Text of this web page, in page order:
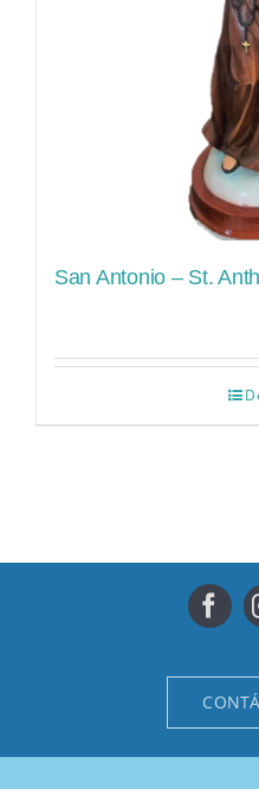
San Antonio – St.